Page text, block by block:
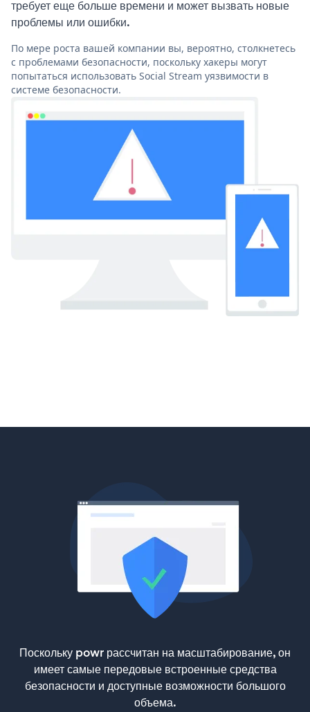
требует еще больше времени и может вызвать новые
проблемы или ошибки.
По мере роста вашей компании вы, вероятно, столкнетесь
с проблемами безопасности, поскольку хакеры могут
попытаться использовать Social Stream уязвимости в
системе безопасности.
Поскольку powr рассчитан на масштабирование, он
имеет самые передовые встроенные средства
безопасности и доступные возможности большого
объема.